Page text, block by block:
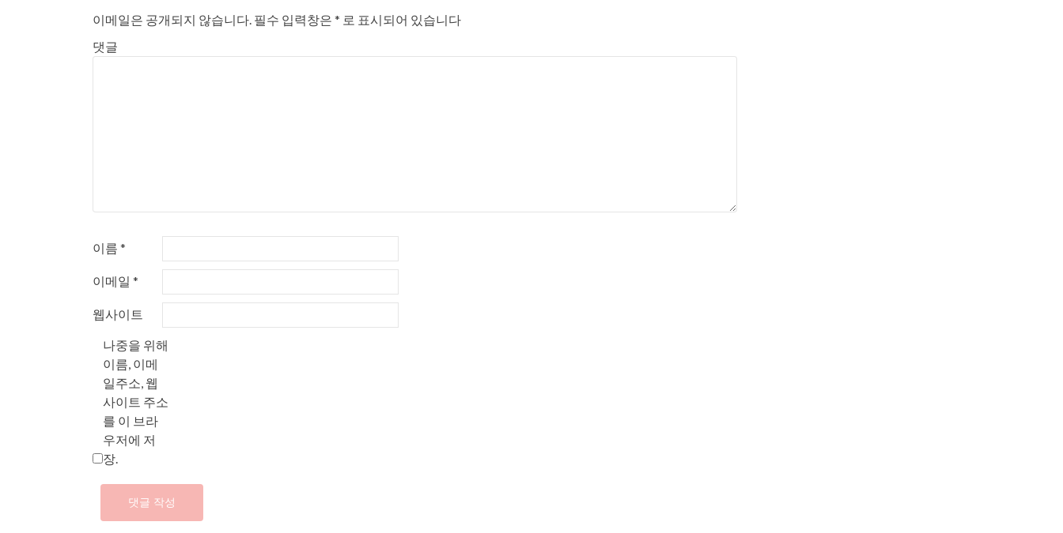
이메일은 공개되지 않습니다. 필수 입력창은 * 로 표시되어 있습니다
댓글
이름 *
이메일 *
웹사이트
나중을 위해
이름, 이메
일주소, 웹
사이트 주소
를 이 브라
우저에 저
장.